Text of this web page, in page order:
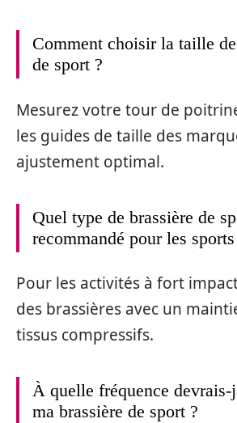
Comment choisir la taille
de sport ?
Mesurez votre tour de
les guides de taille des
ajustement optimal.
Quel type de brassière de
recommandé pour les
Pour les activités à fort
des brassières avec un
tissus compressifs.
À quelle fréquence devrais-
ma brassière de sport ?